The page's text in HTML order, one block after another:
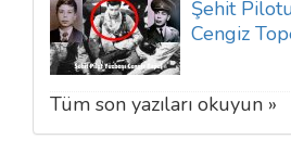
Şehit
Cengiz
Tüm son yazıları okuyun »